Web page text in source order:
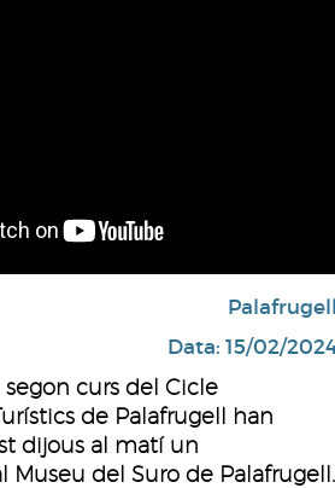
Data: 15/02/
curs del Cicle
de Palafrugell han
dijous al matí un
Museu del Suro de Palafrugell.